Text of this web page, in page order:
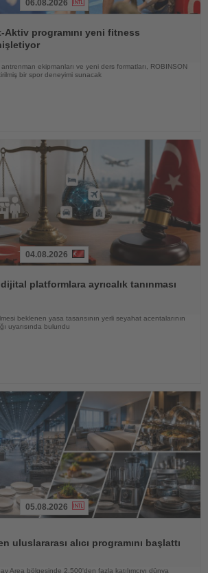
06.08.2026
Aktiv programını yeni fitness
ekipmanları ve yeni ders formatları, ROBINSON
bir spor deneyimi sunacak
04.08.2026
platformlara ayrıcalık tanınması
beklenen yasa tasarısının yerli seyahat acentalarının
uyarısında bulundu
05.08.2026
uluslararası alıcı programını başlattı
Area bölgesinde 2.500'den fazla katılımcıyı dünya